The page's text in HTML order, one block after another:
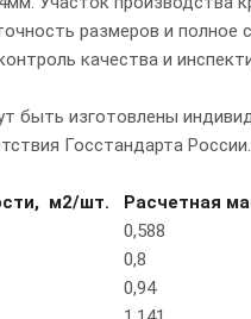
размеров и
качества и
быть изготовлены
Госстандарта России.
м2/шт. Расчетная
0,588
0,8
0,94